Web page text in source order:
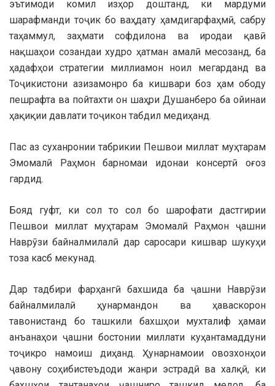
эътимоди комил изҳор доштанд, ки мардуми
шарафманди тоҷик бо ваҳдату ҳамдигарфаҳмӣ, сабру
таҳаммул, заҳмати софдилона ва иродаи қавӣ
нақшаҳои созандаи худро ҳатман амалӣ месозанд, ба
ҳадафҳои стратегии миллиамон ноил мегарданд ва
Тоҷикистони азизамонро ба кишвари боз ҳам ободу
пешрафта ва пойтахти он шаҳри Душанберо ба ойинаи
ҳақиқии давлати тоҷикон табдил медиҳанд.
Пас аз суханронии табрикии Пешвои миллат муҳтарам
Эмомалӣ Раҳмон барномаи идонаи консертӣ оғоз
гардид.
Бояд гуфт, ки сол то сол бо шарофати дастгирии
Пешвои миллат муҳтарам Эмомалӣ Раҳмон ҷашни
Наврӯзи байналмилалӣ дар саросари кишвар шукуҳи
тоза касб мекунад.
Дар тадбири фарҳангӣ бахшида ба ҷашни Наврӯзи
байналмилалӣ ҳунармандон ва ҳаваскорон
тавонистанд бо ташкили бахшҳои мухталиф ҳамаи
анъанаҳои ҷашни бостонии миллати куҳантамаддуни
тоҷикро намоиш диҳанд. Ҳунарнамоии овозхонҳои
ҷавону соҳибистеъдоди жанри эстрадӣ ва халқӣ, ки